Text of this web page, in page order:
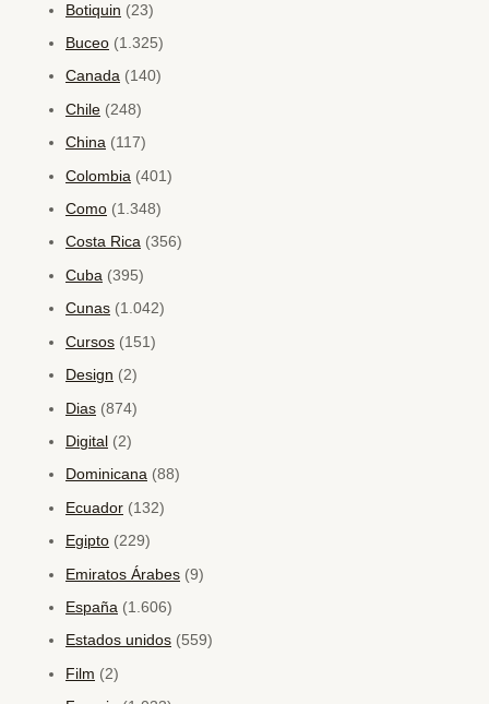
Botiquin (23)
Buceo (1.325)
Canada (140)
Chile (248)
China (117)
Colombia (401)
Como (1.348)
Costa Rica (356)
Cuba (395)
Cunas (1.042)
Cursos (151)
Design (2)
Dias (874)
Digital (2)
Dominicana (88)
Ecuador (132)
Egipto (229)
Emiratos Árabes (9)
España (1.606)
Estados unidos (559)
Film (2)